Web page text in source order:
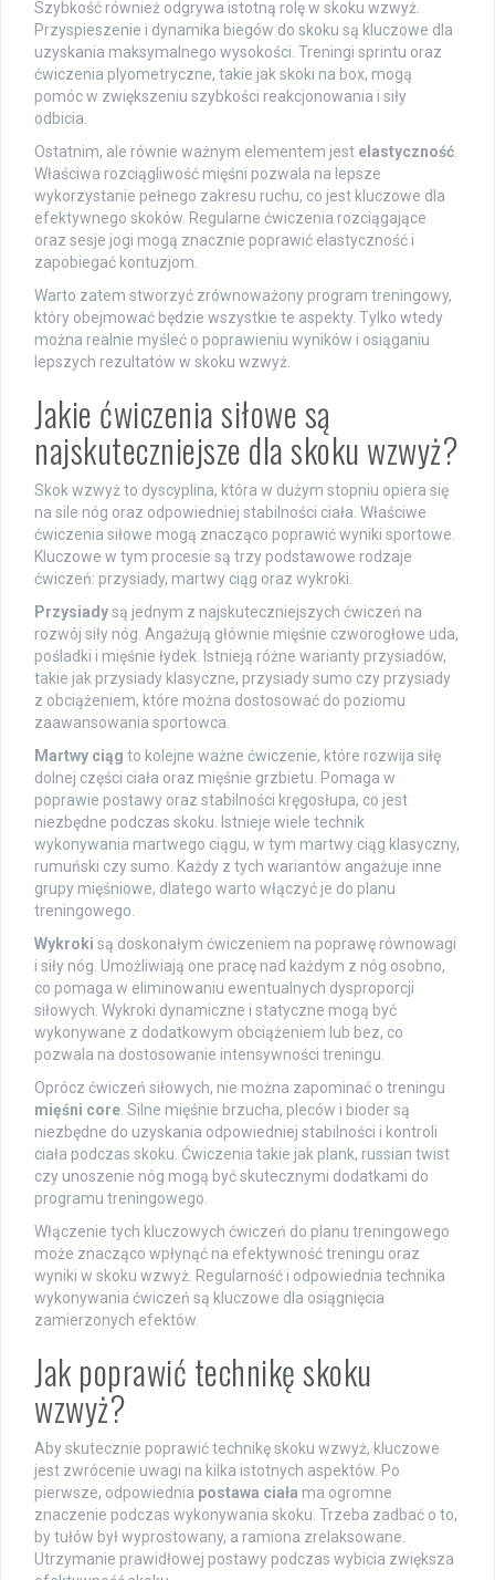
Szybkość również odgrywa istotną rolę w skoku wzwyż.
Przyspieszenie i dynamika biegów do skoku są kluczowe dla
uzyskania maksymalnego wysokości. Treningi sprintu oraz
ćwiczenia plyometryczne, takie jak skoki na box, mogą
pomóc w zwiększeniu szybkości reakcjonowania i siły
odbicia.
Ostatnim, ale równie ważnym elementem jest elastyczność.
Właściwa rozciągliwość mięśni pozwala na lepsze
wykorzystanie pełnego zakresu ruchu, co jest kluczowe dla
efektywnego skoków. Regularne ćwiczenia rozciągające
oraz sesje jogi mogą znacznie poprawić elastyczność i
zapobiegać kontuzjom.
Warto zatem stworzyć zrównoważony program treningowy,
który obejmować będzie wszystkie te aspekty. Tylko wtedy
można realnie myśleć o poprawieniu wyników i osiąganiu
lepszych rezultatów w skoku wzwyż.
Jakie ćwiczenia siłowe są
najskuteczniejsze dla skoku wzwyż?
Skok wzwyż to dyscyplina, która w dużym stopniu opiera się
na sile nóg oraz odpowiedniej stabilności ciała. Właściwe
ćwiczenia siłowe mogą znacząco poprawić wyniki sportowe.
Kluczowe w tym procesie są trzy podstawowe rodzaje
ćwiczeń: przysiady, martwy ciąg oraz wykroki.
Przysiadysą jednym z najskuteczniejszych ćwiczeń na
rozwój siły nóg. Angażują głównie mięśnie czworogłowe uda,
pośladki i mięśnie łydek. Istnieją różne warianty przysiadów,
takie jak przysiady klasyczne, przysiady sumo czy przysiady
z obciążeniem, które można dostosować do poziomu
zaawansowania sportowca.
Martwy ciąg to kolejne ważne ćwiczenie, które rozwija siłę
dolnej części ciała oraz mięśnie grzbietu. Pomaga w
poprawie postawy oraz stabilności kręgosłupa, co jest
niezbędne podczas skoku. Istnieje wiele technik
wykonywania martwego ciągu, w tym martwy ciąg klasyczny,
rumuński czy sumo. Każdy z tych wariantów angażuje inne
grupy mięśniowe, dlatego warto włączyć je do planu
treningowego.
Wykroki są doskonałym ćwiczeniem na poprawę równowagi
i siły nóg. Umożliwiają one pracę nad każdym z nóg osobno,
co pomaga w eliminowaniu ewentualnych dysproporcji
siłowych. Wykroki dynamiczne i statyczne mogą być
wykonywane z dodatkowym obciążeniem lub bez, co
pozwala na dostosowanie intensywności treningu.
Oprócz ćwiczeń siłowych, nie można zapominać o treningu
mięśni core. Silne mięśnie brzucha, pleców i bioder są
niezbędne do uzyskania odpowiedniej stabilności i kontroli
ciała podczas skoku. Ćwiczenia takie jak plank, russian twist
czy unoszenie nóg mogą być skutecznymi dodatkami do
programu treningowego.
Włączenie tych kluczowych ćwiczeń do planu treningowego
może znacząco wpłynąć na efektywność treningu oraz
wyniki w skoku wzwyż. Regularność i odpowiednia technika
wykonywania ćwiczeń są kluczowe dla osiągnięcia
zamierzonych efektów.
Jak poprawić technikę skoku
wzwyż?
Aby skutecznie poprawić technikę skoku wzwyż, kluczowe
jest zwrócenie uwagi na kilka istotnych aspektów. Po
pierwsze, odpowiednia postawa ciała ma ogromne
znaczenie podczas wykonywania skoku. Trzeba zadbać o to,
by tułów był wyprostowany, a ramiona zrelaksowane.
Utrzymanie prawidłowej postawy podczas wybicia zwiększa